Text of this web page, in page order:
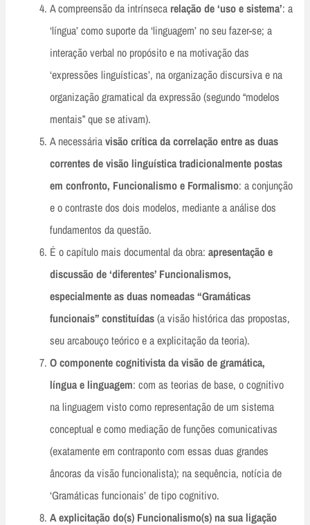
A compreensão da intrínseca relação de ‘uso e sistema’: a
‘língua’ como suporte da ‘linguagem’ no seu fazer-se; a
interação verbal no propósito e na motivação das
‘expressões linguísticas’, na organização discursiva e na
organização gramatical da expressão (segundo “modelos
mentais” que se ativam).
A necessáriavisão crítica da correlação entre as duas
correntes de visão linguística tradicionalmente postas
em confronto, Funcionalismo e Formalismo: a conjunção
e o contraste dos dois modelos, mediante a análise dos
fundamentos da questão.
É o capítulo mais documental da obra: apresentação e
discussão de ‘diferentes’ Funcionalismos,
especialmente as duas nomeadas “Gramáticas
funcionais” constituídas(a visão histórica das propostas,
seu arcabouço teórico e a explicitação da teoria).
O componente cognitivista da visão de gramática,
língua e linguagem: com as teorias de base, o cognitivo
na linguagem visto como representação de um sistema
conceptual e como mediação de funções comunicativas
(exatamente em contraponto com essas duas grandes
âncoras da visão funcionalista); na sequência, notícia de
‘Gramáticas funcionais’ de tipo cognitivo.
A explicitação do(s) Funcionalismo(s) na sua ligação